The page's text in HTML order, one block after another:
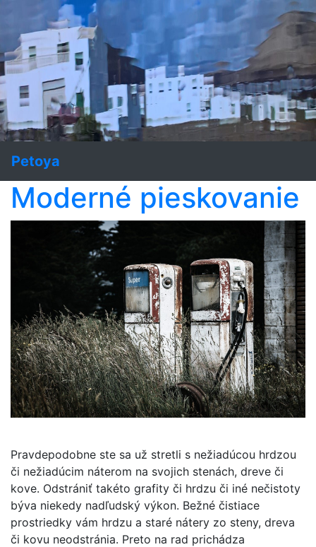
Petoya
Moderné pieskovanie
Pravdepodobne ste sa už stretli s nežiadúcou hrdzou
či nežiadúcim náterom na svojich stenách, dreve či
kove. Odstrániť takéto grafity či hrdzu či iné nečistoty
býva niekedy nadľudský výkon. Bežné čistiace
prostriedky vám hrdzu a staré nátery zo steny, dreva
či kovu neodstránia. Preto na rad prichádza